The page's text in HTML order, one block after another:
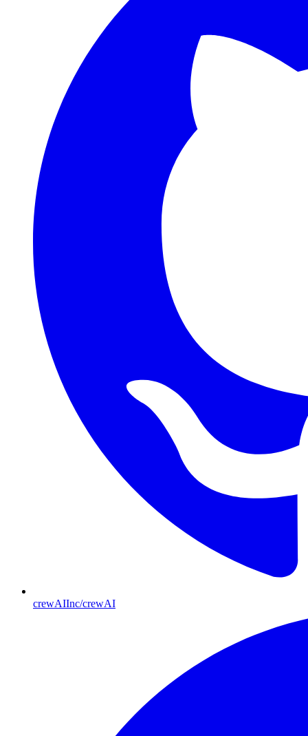
crewAIInc/crewAI